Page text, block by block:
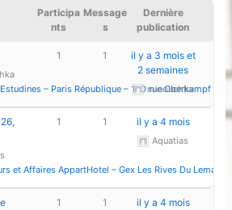
Participa
nts
Message
s
Dernière
publication
– Paris République – 100 rue Oberkampf –
1 1
il y a 3 mois et
2 semaines
minouchka
et Affaires AppartHotel – Gex Les Rives Du Leman –
1 1 il y a 4 mois
Aquatias
1 1 il y a 4 mois